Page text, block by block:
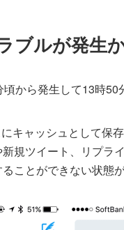
ブルが発生
から発生して13時50
キャッシュとして保
規ツイート、リプラ
ことができない状態